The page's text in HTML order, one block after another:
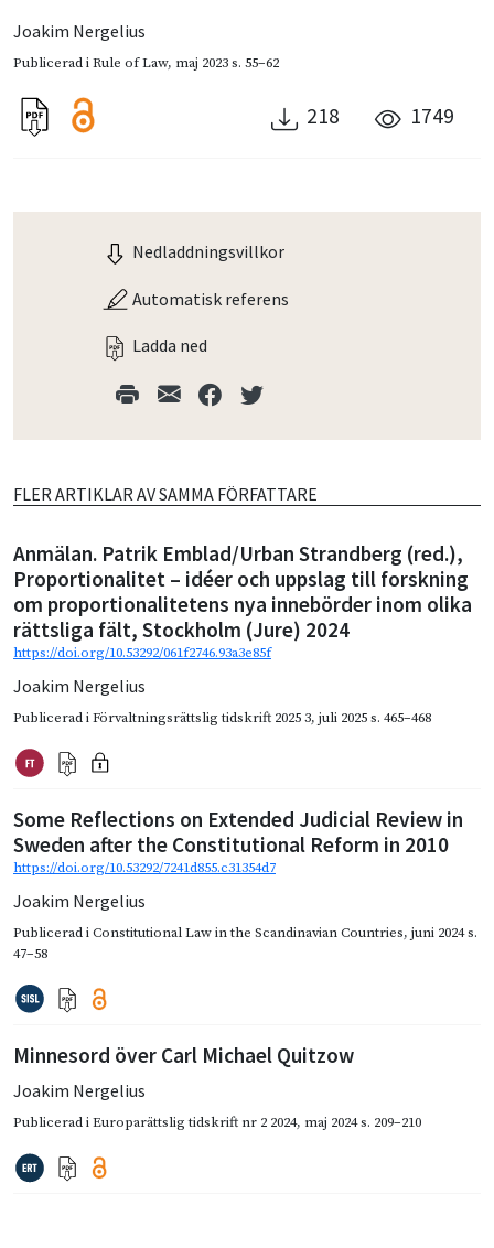
Joakim Nergelius
Publicerad iRule of Law, maj 2023s. 55–62
218 1749
Nedladdningsvillkor
Automatisk referens
Ladda ned
FLER ARTIKLAR AV SAMMA FÖRFATTARE
Anmälan. Patrik Emblad/Urban Strandberg (red.),
Proportionalitet – idéer och uppslag till forskning
om proportionalitetens nya innebörder inom olika
rättsliga fält, Stockholm (Jure) 2024
https://doi.org/10.53292/061f2746.93a3e85f
Joakim Nergelius
Publicerad iFörvaltningsrättslig tidskrift 2025 3, juli 2025s. 465–468
Some Reflections on Extended Judicial Review in
Sweden after the Constitutional Reform in 2010
https://doi.org/10.53292/7241d855.c31354d7
Joakim Nergelius
Publicerad iConstitutional Law in the Scandinavian Countries, juni 2024s.
47–58
Minnesord över Carl Michael Quitzow
Joakim Nergelius
Publicerad iEuroparättslig tidskrift nr 2 2024, maj 2024s. 209–210